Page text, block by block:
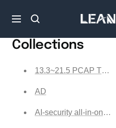
zumNavigation
LGPC
Collections
13.3~21.5 PCAP
AD
AI-security all-in-one